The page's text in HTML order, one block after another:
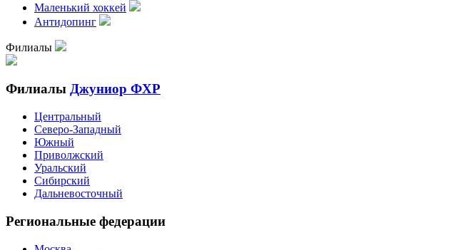
Маленький хоккей
Антидопинг
Филиалы
Филиалы Джуниор ФХР
Центральный
Северо-Западный
Южный
Приволжский
Уральский
Сибирский
Дальневосточный
Региональные федерации